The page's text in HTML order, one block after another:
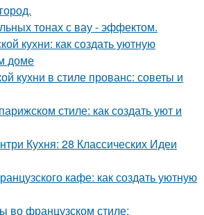
тонах с вау - эффектом.
кухни: как создать уютную
доме
кухни в стиле прованс: советы и
стиле: как создать уют и
Кухня: 28 Классических Идеи
кафе: как создать уютную
во французском стиле: